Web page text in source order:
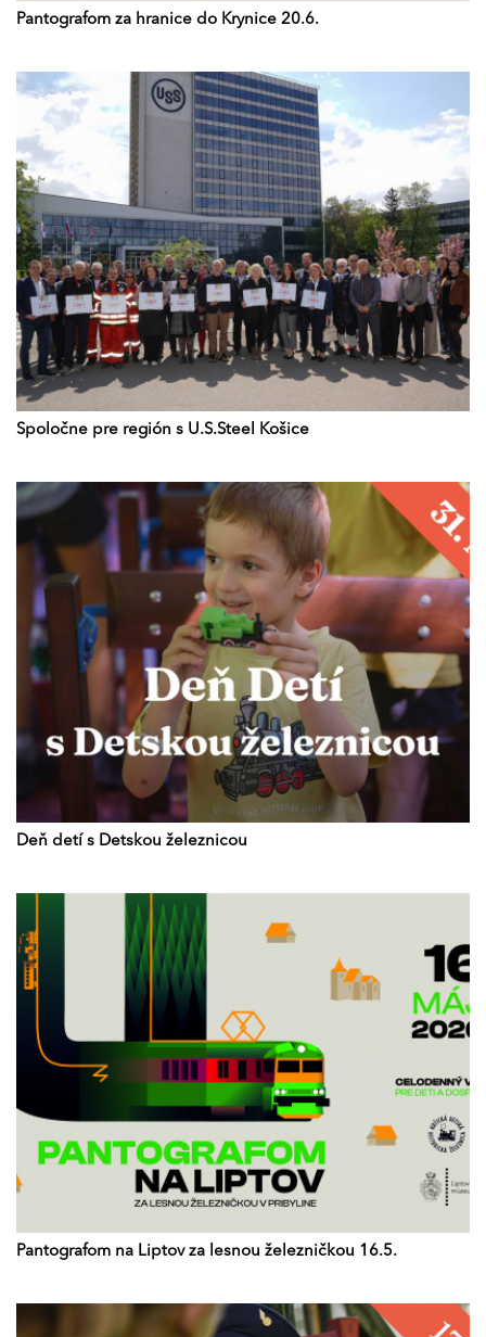
Pantografom za hranice do Krynice 20.6.
Spoločne pre región s U.S.Steel Košice
Deň detí s Detskou železnicou
Pantografom na Liptov za lesnou železničkou 16.5.